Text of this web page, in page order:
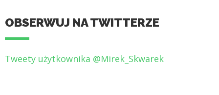
OBSERWUJ NA TWITTERZE
Tweety użytkownika @Mirek_Skwarek